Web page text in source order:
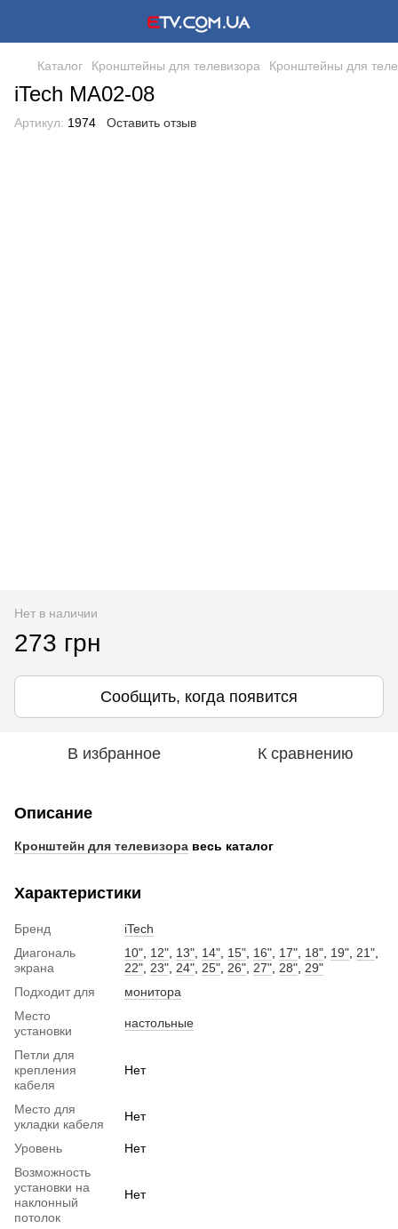
Каталог Кронштейны для телевизора Кронштейны для
iTech MA02-08
Артикул: 1974 Оставить отзыв
Нет в наличии
273 грн
Сообщить, когда появится
В избранное К сравнению
Описание
Кронштейн для телевизора весь каталог
Характеристики
Бренд
iTech
Диагональ
экрана
10" 12" 13" 14" 15" 16" 17" 18" 19" 21"
22" 23" 24" 25" 26" 27" 28" 29"
Подходит для
монитора
Место
установки
настольные
Петли для
крепления
кабеля
Нет
Место для
укладки кабеля
Нет
Уровень
Нет
Возможность
установки на
наклонный
потолок
Нет